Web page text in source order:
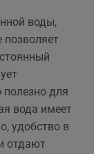
воды,
позволяет
для
вода имеет
удобство в
отдают